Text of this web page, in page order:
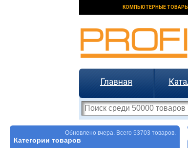
КОМПЬЮТЕРНЫЕ
Главная
Обновлено вчера. Всего 53703 товаров.
Категории товаров